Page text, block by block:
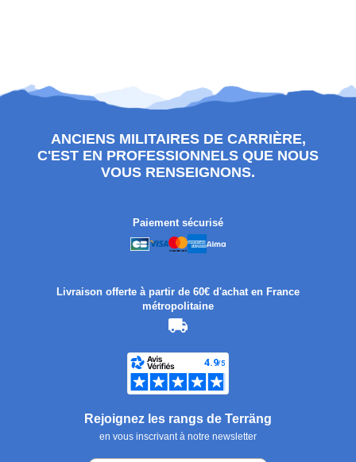
ANCIENS MILITAIRES DE CARRIÈRE,
C'EST EN PROFESSIONNELS QUE NOUS
VOUS RENSEIGNONS.
Paiement sécurisé
Livraison offerte à partir de 60€ d'achat en France
métropolitaine
Rejoignez les rangs de Terräng
en vous inscrivant à notre newsletter